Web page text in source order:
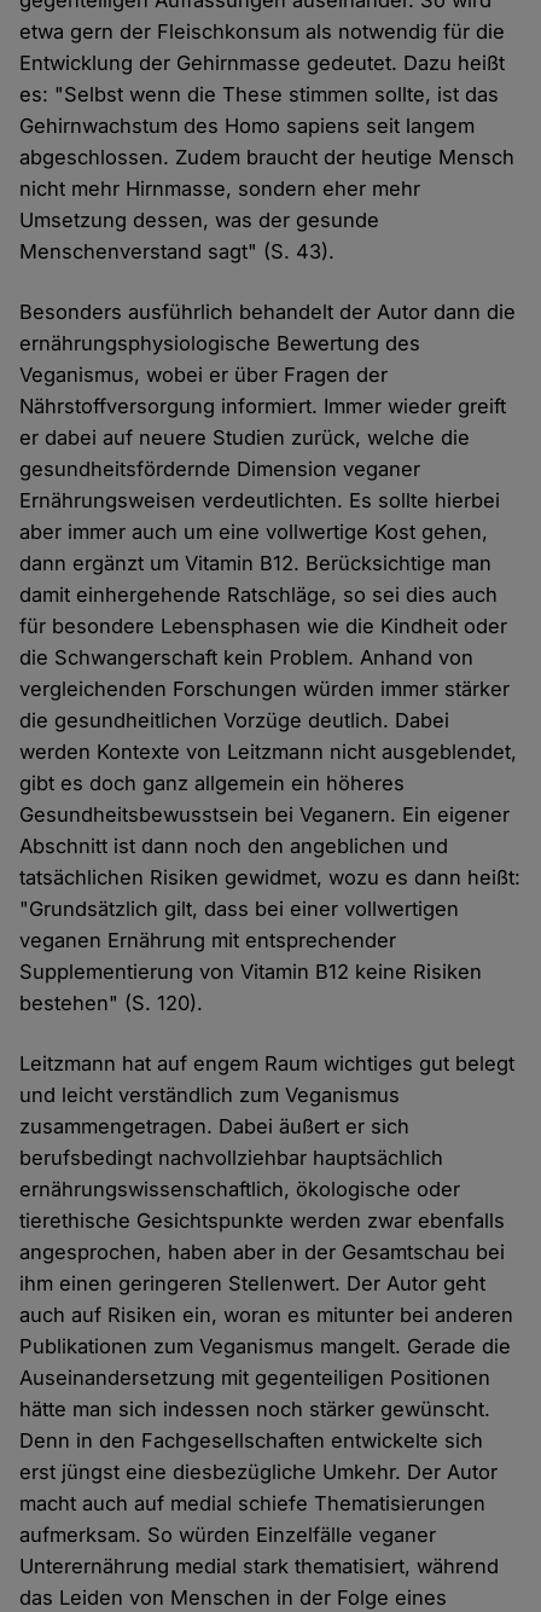
etwa gern der Fleischkonsum als notwendig für die
Entwicklung der Gehirnmasse gedeutet. Dazu heißt
es: "Selbst wenn die These stimmen sollte, ist das
Gehirnwachstum des Homo sapiens seit langem
abgeschlossen. Zudem braucht der heutige Mensch
nicht mehr Hirnmasse, sondern eher mehr
Umsetzung dessen, was der gesunde
Menschenverstand sagt" (S. 43).
Besonders ausführlich behandelt der Autor dann die
ernährungsphysiologische Bewertung des
Veganismus, wobei er über Fragen der
Nährstoffversorgung informiert. Immer wieder greift
er dabei auf neuere Studien zurück, welche die
gesundheitsfördernde Dimension veganer
Ernährungsweisen verdeutlichten. Es sollte hierbei
aber immer auch um eine vollwertige Kost gehen,
dann ergänzt um Vitamin B12. Berücksichtige man
damit einhergehende Ratschläge, so sei dies auch
für besondere Lebensphasen wie die Kindheit oder
die Schwangerschaft kein Problem. Anhand von
vergleichenden Forschungen würden immer stärker
die gesundheitlichen Vorzüge deutlich. Dabei
werden Kontexte von Leitzmann nicht ausgeblendet,
gibt es doch ganz allgemein ein höheres
Gesundheitsbewusstsein bei Veganern. Ein eigener
Abschnitt ist dann noch den angeblichen und
tatsächlichen Risiken gewidmet, wozu es dann heißt:
"Grundsätzlich gilt, dass bei einer vollwertigen
veganen Ernährung mit entsprechender
Supplementierung von Vitamin B12 keine Risiken
bestehen" (S. 120).
Leitzmann hat auf engem Raum wichtiges gut belegt
und leicht verständlich zum Veganismus
zusammengetragen. Dabei äußert er sich
berufsbedingt nachvollziehbar hauptsächlich
ernährungswissenschaftlich, ökologische oder
tierethische Gesichtspunkte werden zwar ebenfalls
angesprochen, haben aber in der Gesamtschau bei
ihm einen geringeren Stellenwert. Der Autor geht
auch auf Risiken ein, woran es mitunter bei anderen
Publikationen zum Veganismus mangelt. Gerade die
Auseinandersetzung mit gegenteiligen Positionen
hätte man sich indessen noch stärker gewünscht.
Denn in den Fachgesellschaften entwickelte sich
erst jüngst eine diesbezügliche Umkehr. Der Autor
macht auch auf medial schiefe Thematisierungen
aufmerksam. So würden Einzelfälle veganer
Unterernährung medial stark thematisiert, während
das Leiden von Menschen in der Folge eines